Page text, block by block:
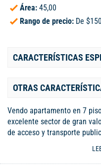
Área: 45,00
Rango de precio: De
CARACTERÍSTICAS
OTRAS
Vendo apartamento en 7
excelente sector de gran
de acceso y transporte
de 2 habitaciones con